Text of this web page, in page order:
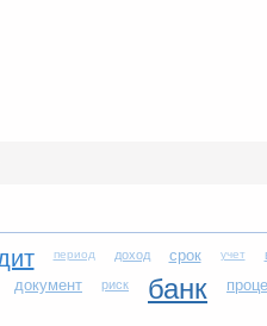
период доход срок учет
документ риск банк